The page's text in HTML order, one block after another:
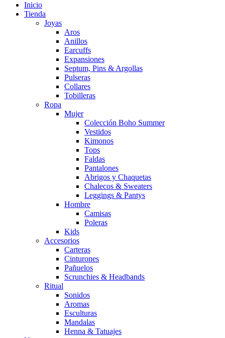
Inicio
Tienda
Joyas
Aros
Anillos
Earcuffs
Expansiones
Septum, Pins & Argollas
Pulseras
Collares
Tobilleras
Ropa
Mujer
Colección Boho Summer
Vestidos
Kimonos
Tops
Faldas
Pantalones
Abrigos y Chaquetas
Chalecos & Sweaters
Leggings & Pantys
Hombre
Camisas
Poleras
Kids
Accesorios
Carteras
Cinturones
Pañuelos
Scrunchies & Headbands
Ritual
Sonidos
Aromas
Esculturas
Mandalas
Henna & Tatuajes